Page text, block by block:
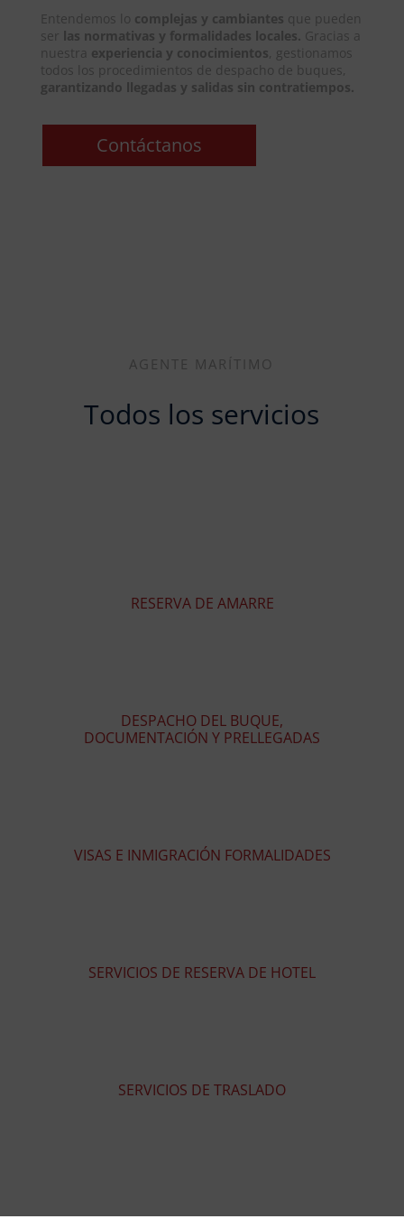
Entendemos lo complejas y cambiantes que pueden
ser las normativas y formalidades locales. Gracias a
nuestra experiencia y conocimientos , gestionamos
todos los procedimientos de despacho de buques,
garantizando llegadas y salidas sin contratiempos.
Contáctanos
AGENTE MARÍTIMO
Todos los servicios
RESERVA DE AMARRE
DESPACHO DEL BUQUE,
DOCUMENTACIÓN Y PRELLEGADAS
VISAS E INMIGRACIÓN FORMALIDADES
SERVICIOS DE RESERVA DE HOTEL
SERVICIOS DE TRASLADO